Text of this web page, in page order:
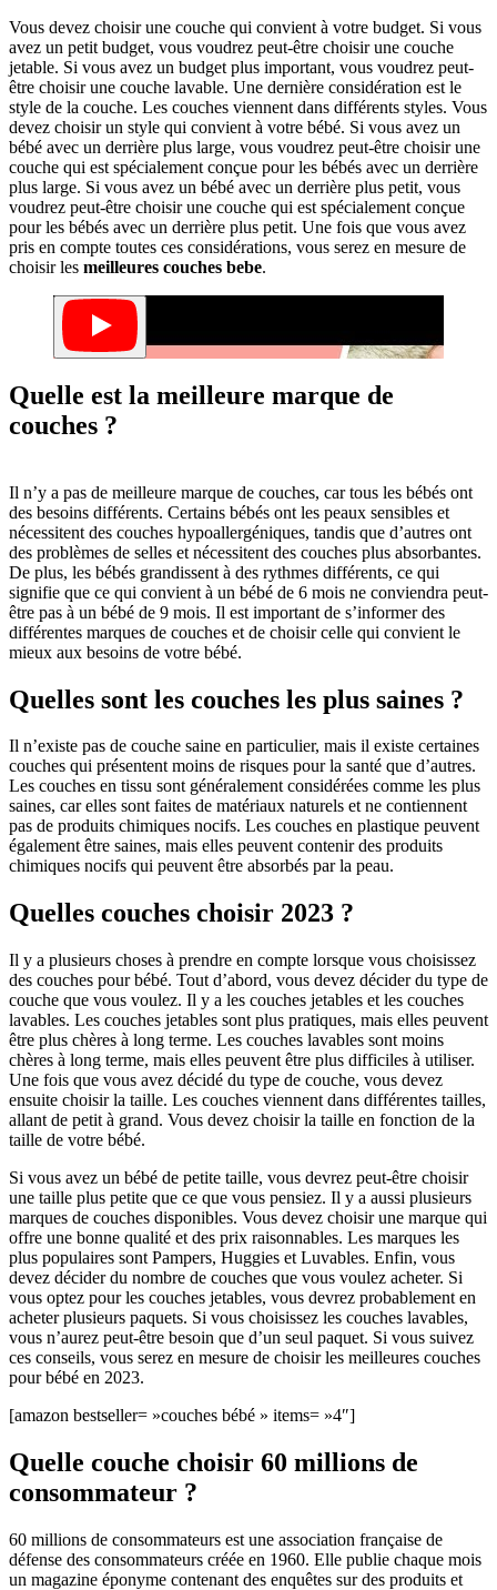
Vous devez choisir une couche qui convient à votre budget. Si vous
avez un petit budget, vous voudrez peut-être choisir une couche
jetable. Si vous avez un budget plus important, vous voudrez peut-
être choisir une couche lavable. Une dernière considération est le
style de la couche. Les couches viennent dans différents styles. Vous
devez choisir un style qui convient à votre bébé. Si vous avez un
bébé avec un derrière plus large, vous voudrez peut-être choisir une
couche qui est spécialement conçue pour les bébés avec un derrière
plus large. Si vous avez un bébé avec un derrière plus petit, vous
voudrez peut-être choisir une couche qui est spécialement conçue
pour les bébés avec un derrière plus petit. Une fois que vous avez
pris en compte toutes ces considérations, vous serez en mesure de
choisir les meilleures couches bebe.
Quelle est la meilleure marque de
couches ?
Il n’y a pas de meilleure marque de couches, car tous les bébés ont
des besoins différents. Certains bébés ont les peaux sensibles et
nécessitent des couches hypoallergéniques, tandis que d’autres ont
des problèmes de selles et nécessitent des couches plus absorbantes.
De plus, les bébés grandissent à des rythmes différents, ce qui
signifie que ce qui convient à un bébé de 6 mois ne conviendra peut-
être pas à un bébé de 9 mois. Il est important de s’informer des
différentes marques de couches et de choisir celle qui convient le
mieux aux besoins de votre bébé.
Quelles sont les couches les plus saines ?
Il n’existe pas de couche saine en particulier, mais il existe certaines
couches qui présentent moins de risques pour la santé que d’autres.
Les couches en tissu sont généralement considérées comme les plus
saines, car elles sont faites de matériaux naturels et ne contiennent
pas de produits chimiques nocifs. Les couches en plastique peuvent
également être saines, mais elles peuvent contenir des produits
chimiques nocifs qui peuvent être absorbés par la peau.
Quelles couches choisir 2023 ?
Il y a plusieurs choses à prendre en compte lorsque vous choisissez
des couches pour bébé. Tout d’abord, vous devez décider du type de
couche que vous voulez. Il y a les couches jetables et les couches
lavables. Les couches jetables sont plus pratiques, mais elles peuvent
être plus chères à long terme. Les couches lavables sont moins
chères à long terme, mais elles peuvent être plus difficiles à utiliser.
Une fois que vous avez décidé du type de couche, vous devez
ensuite choisir la taille. Les couches viennent dans différentes tailles,
allant de petit à grand. Vous devez choisir la taille en fonction de la
taille de votre bébé.
Si vous avez un bébé de petite taille, vous devrez peut-être choisir
une taille plus petite que ce que vous pensiez. Il y a aussi plusieurs
marques de couches disponibles. Vous devez choisir une marque qui
offre une bonne qualité et des prix raisonnables. Les marques les
plus populaires sont Pampers, Huggies et Luvables. Enfin, vous
devez décider du nombre de couches que vous voulez acheter. Si
vous optez pour les couches jetables, vous devrez probablement en
acheter plusieurs paquets. Si vous choisissez les couches lavables,
vous n’aurez peut-être besoin que d’un seul paquet. Si vous suivez
ces conseils, vous serez en mesure de choisir les meilleures couches
pour bébé en 2023.
[amazon bestseller= »couches bébé » items= »4″]
Quelle couche choisir 60 millions de
consommateur ?
60 millions de consommateurs est une association française de
défense des consommateurs créée en 1960. Elle publie chaque mois
un magazine éponyme contenant des enquêtes sur des produits et